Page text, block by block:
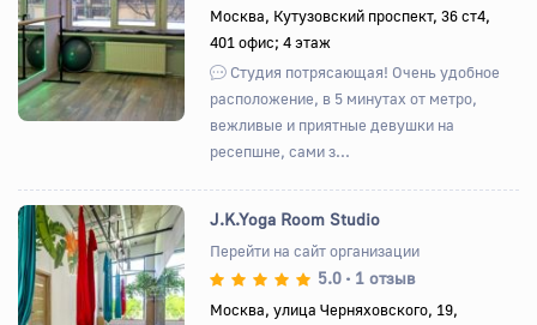
Назад ВпередМосква, Кутузовский проспект, 36 ст4,
401 офис; 4 этаж
Студия потрясающая! Очень удобное
расположение, в 5 минутах от метро,
вежливые и приятные девушки на
ресепшне, сами з...
Вперед
J.K.Yoga Room Studio
Перейти на сайт организации
5.0 • 1 отзыв
Москва, улица Черняховского, 19,